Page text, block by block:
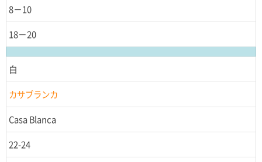
8－10
18－20
白
カサブランカ
Casa Blanca
22-24